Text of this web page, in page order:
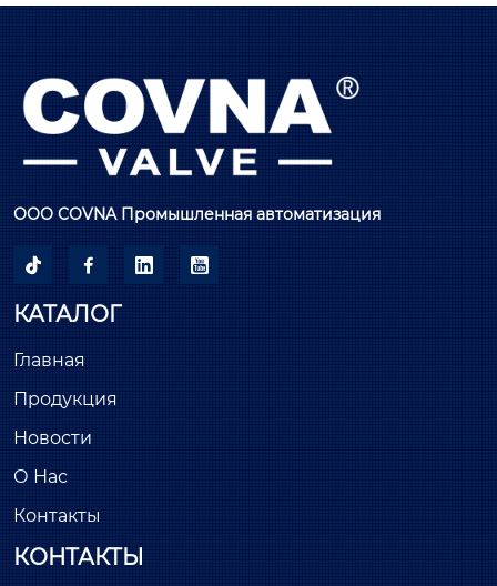
ООО COVNA Промышленная автоматизация
   
КАТАЛОГ
Главная
Продукция
Новости
О Нас
Контакты
КОНТАКТЫ